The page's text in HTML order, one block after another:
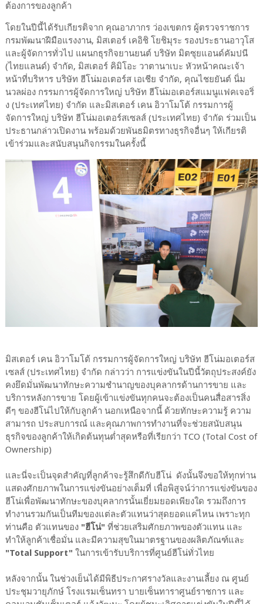
ต้องการของลูกค้า
โดยในปีนี้ได้รับเกียรติจาก คุณอาภากร ว่องเขตกร ผู้ตรวจราชการ
กรมพัฒนาฝีมือแรงงาน, มิสเตอร์ เคอิชิ โยชิมุระ รองประธานอาวุโส
และผู้จัดการทั่วไป แผนกธุรกิจยานยนต์ บริษัท มิตซุยแอนด์คัมปนี
(ไทยแลนด์) จำกัด, มิสเตอร์ คิมิโอะ วาตานาเบะ หัวหน้าคณะเจ้า
หน้าที่บริหาร บริษัท ฮีโน่มอเตอร์ส เอเชีย จำกัด, คุณไชยยันต์ นิ่ม
นวลผ่อง กรรมการผู้จัดการใหญ่ บริษัท ฮีโน่มอเตอร์สแมนูแฟคเจอริ่
ง (ประเทศไทย) จำกัด และมิสเตอร์ เคน อิวาโมโต้ กรรมการผู้
จัดการใหญ่ บริษัท ฮีโน่มอเตอร์สเซลส์ (ประเทศไทย) จำกัด ร่วมเป็น
ประธานกล่าวเปิดงาน พร้อมด้วยพันธมิตรทางธุรกิจอื่นๆ ให้เกียรติ
เข้าร่วมและสนับสนุนกิจกรรมในครั้งนี้
มิสเตอร์ เคน อิวาโมโต้ กรรมการผู้จัดการใหญ่ บริษัท ฮีโน่มอเตอร์ส
เซลส์ (ประเทศไทย) จำกัด กล่าวว่า การแข่งขันในปีนี้วัตถุประสงค์ยัง
คงยึดมั่นพัฒนาทักษะความชำนาญของบุคลากรด้านการขาย และ
บริการหลังการขาย โดยผู้เข้าแข่งขันทุกคนจะต้องเป็นคนสื่อสารสิ่ง
ดีๆ ของฮีโน่ไปให้กับลูกค้า นอกเหนือจากนี้ ด้วยทักษะความรู้ ความ
สามารถ ประสบการณ์ และคุณภาพการทำงานที่จะช่วยสนับสนุน
ธุรกิจของลูกค้าให้เกิดต้นทุนต่ำสุดหรือที่เรียกว่า TCO (Total Cost of
Ownership)
และนี่จะเป็นจุดสำคัญที่ลูกค้าจะรู้สึกดีกับฮีโน่ ดังนั้นจึงขอให้ทุกท่าน
แสดงศักยภาพในการแข่งขันอย่างเต็มที่ เพื่อพิสูจน์ว่าการแข่งขันของ
ฮีโน่เพื่อพัฒนาทักษะของบุคลากรนั้นเยี่ยมยอดเพียงใด รวมถึงการ
ทำงานรวมกันเป็นทีมของแต่ละตัวแทนว่าสุดยอดแค่ไหน เพราะทุก
ท่านคือ ตัวแทนของ"ฮีโน่" ที่ช่วยเสริมศักยภาพของตัวแทน และ
ทำให้ลูกค้าเชื่อมั่น และมีความสุขในมาตรฐานของผลิตภัณฑ์และ
"Total Support" ในการเข้ารับบริการที่ศูนย์ฮีโน่ทั่วไทย
หลังจากนั้น ในช่วงเย็นได้มีพิธีประกาศรางวัลและงานเลี้ยง ณ ศูนย์
ประชุมวายุภักษ์ โรงแรมเซ็นทรา บายเซ็นทาราศูนย์ราชการ และ